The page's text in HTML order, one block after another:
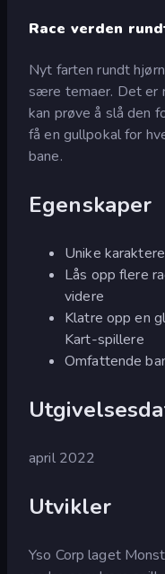
Race verden
Nyt farten rundt
sære temaer. Det er
kan prøve å slå den
få en gullpokal for
bane.
Egenskaper
Unike
Lås opp flere
videre
Klatre opp en
Kart-spillere
Omfattende
april 2022
Utvikler
Yso Corp laget